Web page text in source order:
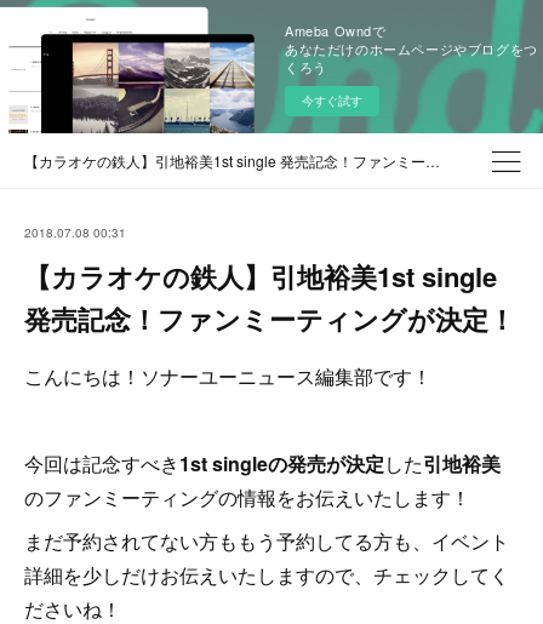
Ameba Owndで
あなただけのホームページやブログをつ
くろう
今すぐ試す
【カラオケの鉄人】引地裕美1st single 発売記念！ファンミーティングが決定！
2018.07.08 00:31
【カラオケの鉄人】引地裕美1st single
発売記念！ファンミーティングが決定！
こんにちは！ソナーユーニュース編集部です！
今回は記念すべき1st singleの発売が決定した引地裕美
のファンミーティングの情報をお伝えいたします！
まだ予約されてない方ももう予約してる方も、イベント
詳細を少しだけお伝えいたしますので、チェックしてく
ださいね！